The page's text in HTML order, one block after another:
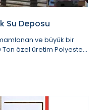
Su Deposu
ve büyük bir
özel üretim Polyester